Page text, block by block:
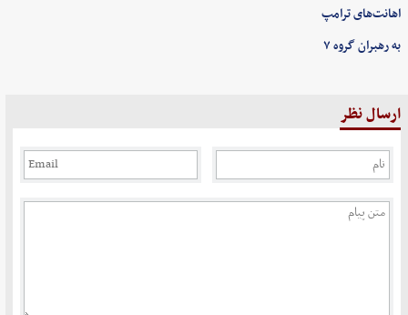
اهانت‌های ترامپ
به رهبران گروه ۷
ارسال نظر